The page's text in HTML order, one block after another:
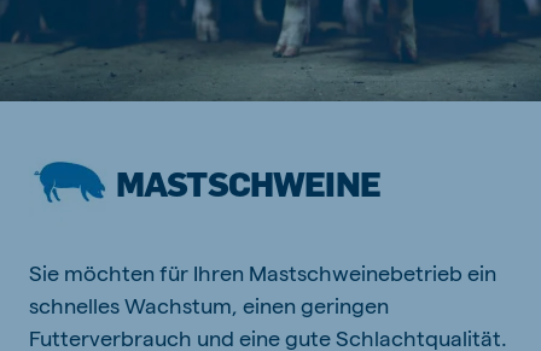
MASTSCHWEINE
Sie möchten für Ihren Mastschweinebetrieb ein
schnelles Wachstum, einen geringen
Futterverbrauch und eine gute Schlachtqualität.